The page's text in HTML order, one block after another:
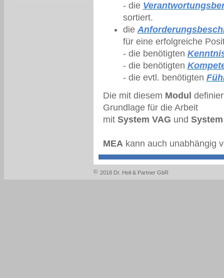
- die
sortiert.
die
für eine erfolgreiche
- die benötigten
- die benötigten
- die evtl. benötigten
Die mit diesem Modul
Grundlage für die Arbeit
mit System VAG und
MEAkann auch unabhängig
© 2018 Dr. Heil & Partner GbR